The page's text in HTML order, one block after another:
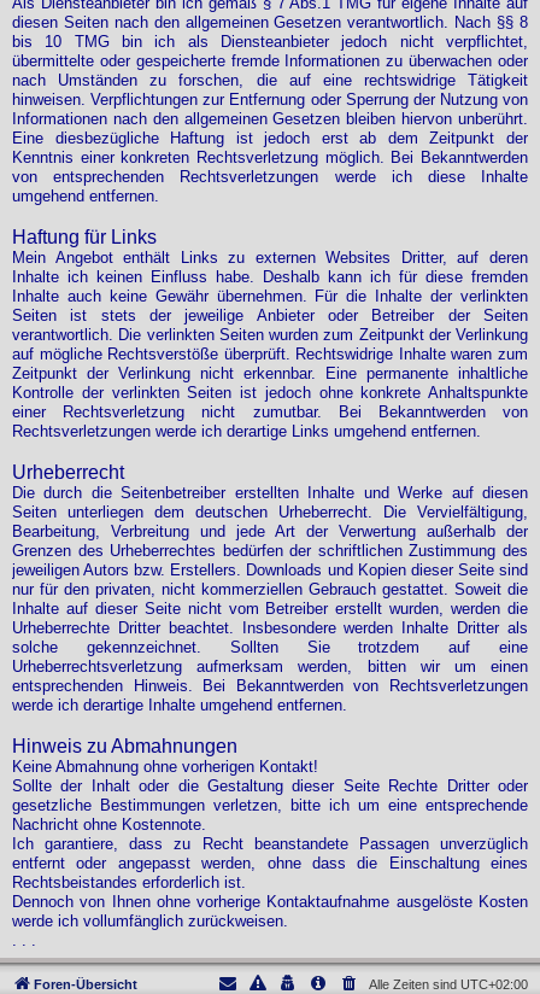
Als Diensteanbieter bin ich gemäß § 7 Abs.1 TMG für eigene Inhalte auf
diesen Seiten nach den allgemeinen Gesetzen verantwortlich. Nach §§ 8
bis 10 TMG bin ich als Diensteanbieter jedoch nicht verpflichtet,
übermittelte oder gespeicherte fremde Informationen zu überwachen oder
nach Umständen zu forschen, die auf eine rechtswidrige Tätigkeit
hinweisen. Verpflichtungen zur Entfernung oder Sperrung der Nutzung von
Informationen nach den allgemeinen Gesetzen bleiben hiervon unberührt.
Eine diesbezügliche Haftung ist jedoch erst ab dem Zeitpunkt der
Kenntnis einer konkreten Rechtsverletzung möglich. Bei Bekanntwerden
von entsprechenden Rechtsverletzungen werde ich diese Inhalte
umgehend entfernen.
Haftung für Links
Mein Angebot enthält Links zu externen Websites Dritter, auf deren
Inhalte ich keinen Einfluss habe. Deshalb kann ich für diese fremden
Inhalte auch keine Gewähr übernehmen. Für die Inhalte der verlinkten
Seiten ist stets der jeweilige Anbieter oder Betreiber der Seiten
verantwortlich. Die verlinkten Seiten wurden zum Zeitpunkt der Verlinkung
auf mögliche Rechtsverstöße überprüft. Rechtswidrige Inhalte waren zum
Zeitpunkt der Verlinkung nicht erkennbar. Eine permanente inhaltliche
Kontrolle der verlinkten Seiten ist jedoch ohne konkrete Anhaltspunkte
einer Rechtsverletzung nicht zumutbar. Bei Bekanntwerden von
Rechtsverletzungen werde ich derartige Links umgehend entfernen.
Urheberrecht
Die durch die Seitenbetreiber erstellten Inhalte und Werke auf diesen
Seiten unterliegen dem deutschen Urheberrecht. Die Vervielfältigung,
Bearbeitung, Verbreitung und jede Art der Verwertung außerhalb der
Grenzen des Urheberrechtes bedürfen der schriftlichen Zustimmung des
jeweiligen Autors bzw. Erstellers. Downloads und Kopien dieser Seite sind
nur für den privaten, nicht kommerziellen Gebrauch gestattet. Soweit die
Inhalte auf dieser Seite nicht vom Betreiber erstellt wurden, werden die
Urheberrechte Dritter beachtet. Insbesondere werden Inhalte Dritter als
solche gekennzeichnet. Sollten Sie trotzdem auf eine
Urheberrechtsverletzung aufmerksam werden, bitten wir um einen
entsprechenden Hinweis. Bei Bekanntwerden von Rechtsverletzungen
werde ich derartige Inhalte umgehend entfernen.
Hinweis zu Abmahnungen
Keine Abmahnung ohne vorherigen Kontakt!
Sollte der Inhalt oder die Gestaltung dieser Seite Rechte Dritter oder
gesetzliche Bestimmungen verletzen, bitte ich um eine entsprechende
Nachricht ohne Kostennote.
Ich garantiere, dass zu Recht beanstandete Passagen unverzüglich
entfernt oder angepasst werden, ohne dass die Einschaltung eines
Rechtsbeistandes erforderlich ist.
Dennoch von Ihnen ohne vorherige Kontaktaufnahme ausgelöste Kosten
werde ich vollumfänglich zurückweisen.
. . .
Foren-Übersicht Alle Zeiten sind UTC+02:00